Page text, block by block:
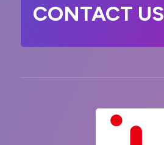
CONTACT US